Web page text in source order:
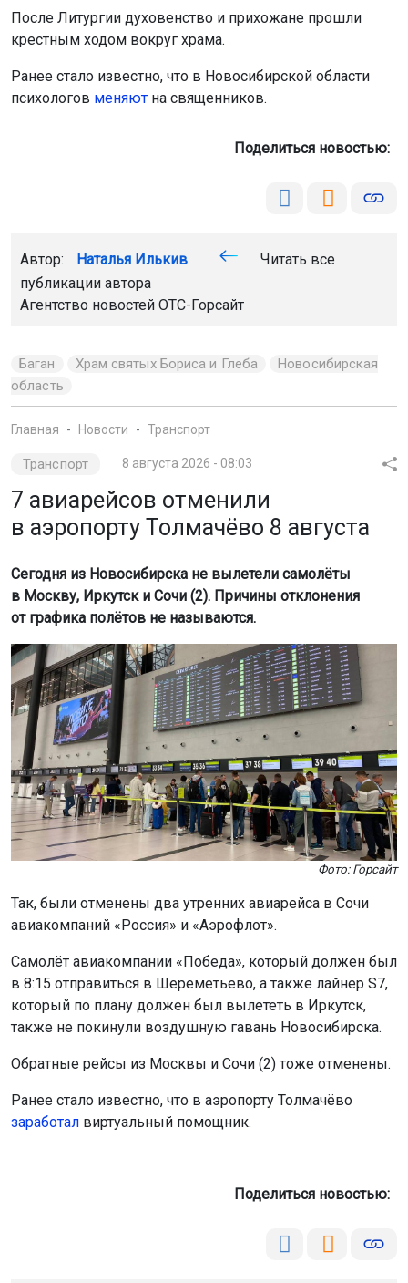
После Литургии духовенство и прихожане прошли
крестным ходом вокруг храма.
Ранее стало известно, что в Новосибирской области
психологов меняют на священников.
Поделиться новостью:
Автор: Наталья Илькив
Читать все
публикации автора
Агентство новостей ОТС-Горсайт
Баган Храм святых Бориса и Глеба
Новосибирская
область
Главная Новости Транспорт
Транспорт 8 августа 2026 - 08:03
7 авиарейсов отменили
в аэропорту Толмачёво 8 августа
Сегодня из Новосибирска не вылетели самолёты
в Москву, Иркутск и Сочи (2). Причины отклонения
от графика полётов не называются.
Фото: Горсайт
Так, были отменены два утренних авиарейса в Сочи
авиакомпаний «Россия» и «Аэрофлот».
Самолёт авиакомпании «Победа», который должен был
в 8:15 отправиться в Шереметьево, а также лайнер S7,
который по плану должен был вылететь в Иркутск,
также не покинули воздушную гавань Новосибирска.
Обратные рейсы из Москвы и Сочи (2) тоже отменены.
Ранее стало известно, что в аэропорту Толмачёво
заработал виртуальный помощник.
Поделиться новостью: